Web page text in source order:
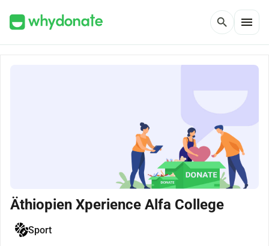
search menu
Äthiopien Xperience Alfa College
Sport